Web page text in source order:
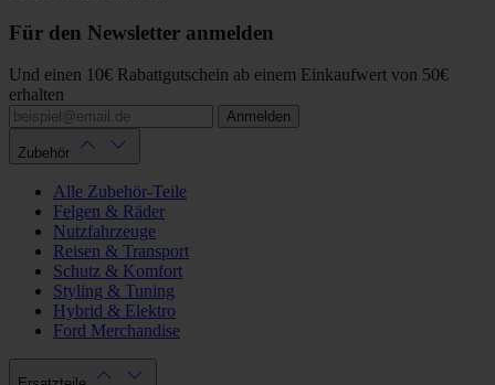
Für den Newsletter anmelden
Und einen 10€ Rabattgutschein ab einem Einkaufwert von 50€
erhalten
Anmelden
Zubehör
Alle Zubehör-Teile
Felgen & Räder
Nutzfahrzeuge
Reisen & Transport
Schutz & Komfort
Styling & Tuning
Hybrid & Elektro
Ford Merchandise